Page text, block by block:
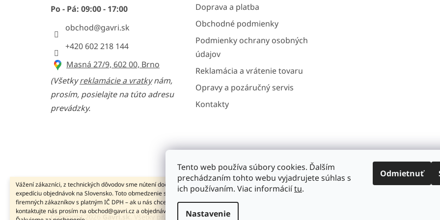
Tento web používa súbory cookies. Ďalším
prechádzaním tohto webu vyjadrujete súhlas s
ich používaním. Viac informáciítu.
Nastavenie
Odmietnuť
Vážení zákazníci, z technických dôvodov sme nútení dočasne pozastaviť
expedíciu objednávok na Slovensko. Toto obmedzenie sa nevzťahuje na
firemných zákazníkov s platným IČ DPH – ak u nás chcete nakúpiť na firmu,
kontaktujte nás prosím na obchod@gavri.cz a objednávku vybavíme e-mailom.
Po - Pá: 09:00 - 17:00
obchod@gavri.sk
+420 602 218 144
Masná 27/9, 602 00, Brno
(Všetkyreklamácie a vratkynám,
prosím, posielajte na túto adresu
prevádzky.
Doprava a platba
Obchodné podmienky
Podmienky ochrany osobných
údajov
Reklamácia a vrátenie tovaru
Opravy a pozáručný servis
Kontakty
Gavri.cz Gavri.es Noaton.cz Noaton.de
Copyright 2026 Gavri.sk . Všetky práva vyhradené.